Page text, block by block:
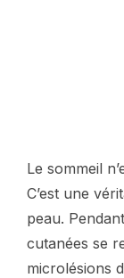
Le sommeil
C’est une
peau.
cutanées se
microlésions